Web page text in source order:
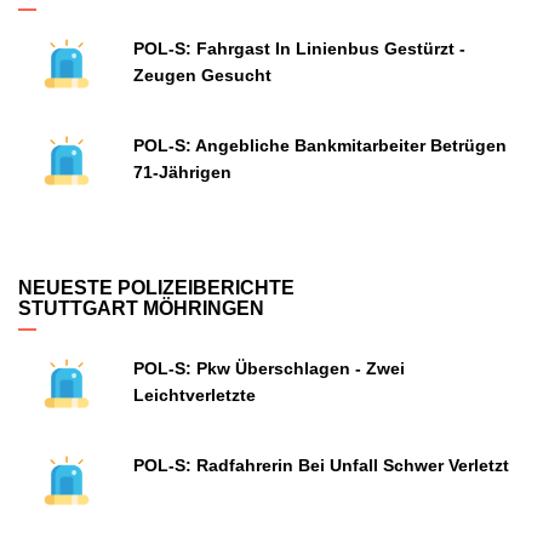
POL-S: Fahrgast In Linienbus Gestürzt -
Zeugen Gesucht
POL-S: Angebliche Bankmitarbeiter Betrügen
71-Jährigen
NEUESTE POLIZEIBERICHTE
STUTTGART MÖHRINGEN
POL-S: Pkw Überschlagen - Zwei
Leichtverletzte
POL-S: Radfahrerin Bei Unfall Schwer Verletzt